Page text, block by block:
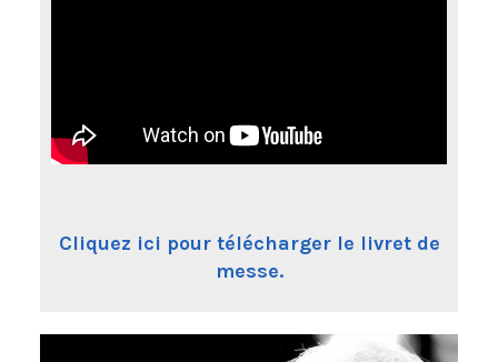
Cliquez ici pour télécharger le livret de
messe.